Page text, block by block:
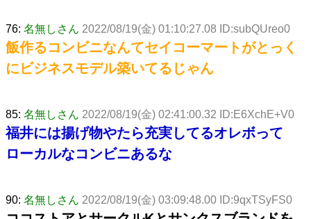
76: 名無しさん 2022/08/19(金) 01:10:27.08 ID:subQUreo0
飯作るコンビニなんてセイコーマートがとっく
にビジネスモデル築いてるじゃん
85: 名無しさん 2022/08/19(金) 02:41:00.32 ID:E6XchE+V0
福井には揚げ物やたら充実してるオレボって
ローカルなコンビニあるな
90: 名無しさん 2022/08/19(金) 03:09:48.00 ID:9qxTSyFS0